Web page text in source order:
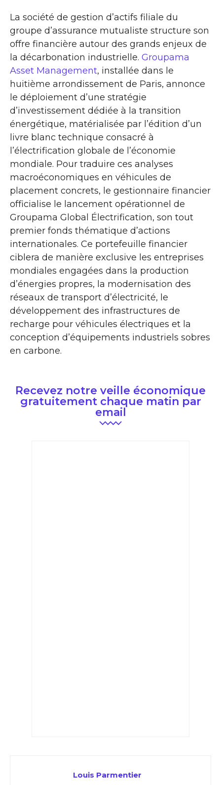
La société de gestion d’actifs filiale du
groupe d’assurance mutualiste structure son
offre financière autour des grands enjeux de
la décarbonation industrielle. Groupama
Asset Management, installée dans le
huitième arrondissement de Paris, annonce
le déploiement d’une stratégie
d’investissement dédiée à la transition
énergétique, matérialisée par l’édition d’un
livre blanc technique consacré à
l’électrification globale de l’économie
mondiale. Pour traduire ces analyses
macroéconomiques en véhicules de
placement concrets, le gestionnaire financier
officialise le lancement opérationnel de
Groupama Global Électrification, son tout
premier fonds thématique d’actions
internationales. Ce portefeuille financier
ciblera de manière exclusive les entreprises
mondiales engagées dans la production
d’énergies propres, la modernisation des
réseaux de transport d’électricité, le
développement des infrastructures de
recharge pour véhicules électriques et la
conception d’équipements industriels sobres
en carbone.
Recevez notre veille économique
gratuitement chaque matin par
email
Louis Parmentier